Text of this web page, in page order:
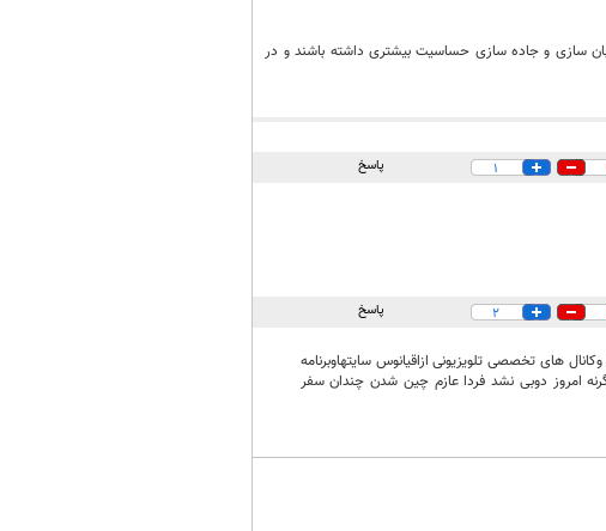
سازی و جاده سازی حساسیت بیشتری داشته باشند و در
1 پاسخ
2 پاسخ
های تخصصی تلویزیونی ازاقیانوس سایتهاوبرنامه
امروز دوبی نشد فردا عازم چین شدن چندان سفر